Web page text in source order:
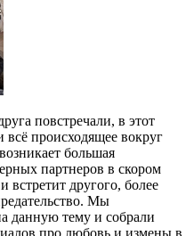
повстречали, в этот
происходящее вокруг
большая
партнеров в скором
другого, более
Мы
данную тему и собрали